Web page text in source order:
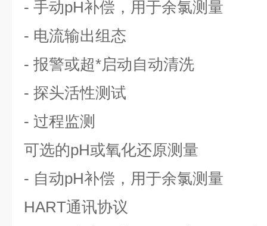
- 手动pH补偿，用于余氯测量
- 电流输出组态
- 报警或超*启动自动清洗
- 探头活性测试
- 过程监测
可选的pH或氧化还原测量
- 自动pH补偿，用于余氯测量
HART通讯协议